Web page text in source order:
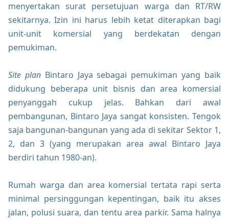
menyertakan surat persetujuan warga dan RT/RW
sekitarnya. Izin ini harus lebih ketat diterapkan bagi
unit-unit komersial yang berdekatan dengan
pemukiman.
Site planBintaro Jaya sebagai pemukiman yang baik
didukung beberapa unit bisnis dan area komersial
penyanggah cukup jelas. Bahkan dari awal
pembangunan, Bintaro Jaya sangat konsisten. Tengok
saja bangunan-bangunan yang ada di sekitar Sektor 1,
2, dan 3 (yang merupakan area awal Bintaro Jaya
berdiri tahun 1980-an).
Rumah warga dan area komersial tertata rapi serta
minimal persinggungan kepentingan, baik itu akses
jalan, polusi suara, dan tentu area parkir. Sama halnya